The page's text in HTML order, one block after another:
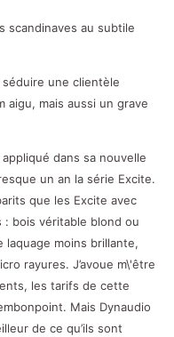
scandinaves au subtile
séduire une clientèle
aigu, mais aussi un grave
dans sa nouvelle
un an la série Excite.
que les Excite avec
bois véritable blond ou
moins brillante,
rayures. J’avoue m\'être
les tarifs de cette
Mais Dynaudio
de ce qu’ils sont